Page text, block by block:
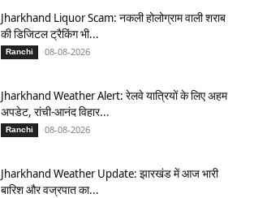
Jharkhand Liquor Scam: नकली होलोग्राम वाली शराब
की डिजिटल ट्रैकिंग भी...
Ranchi 08-08-2026
Jharkhand Weather Alert: रेलवे यात्रियों के लिए अहम
अपडेट, रांची-आनंद विहार...
Ranchi 08-08-2026
Jharkhand Weather Update: झारखंड में आज भारी
बारिश और वज्रपात का...